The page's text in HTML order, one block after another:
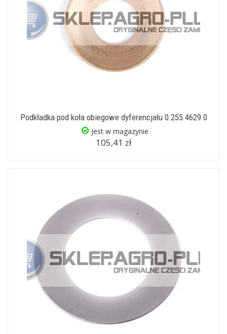
Podkładka pod koła obiegowe dyferencjału 0.255.4629.0
Jest w magazynie
105,41 zł